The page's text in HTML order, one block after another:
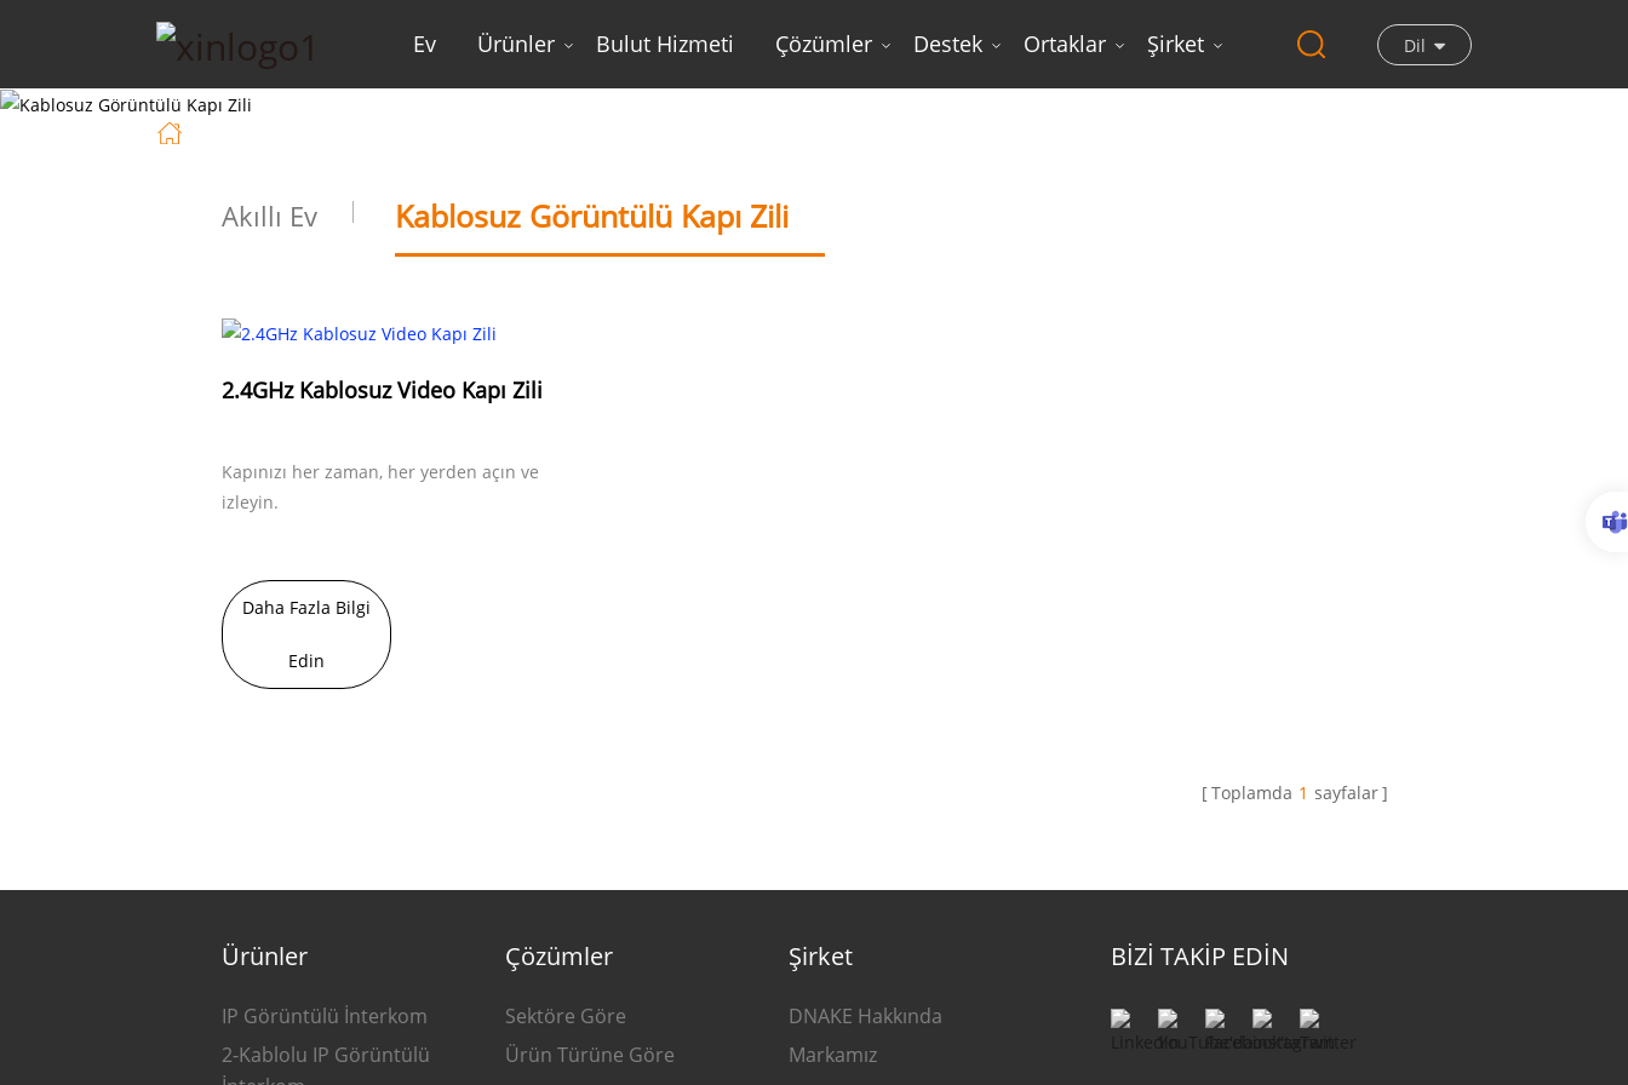
Ev Ürünler Bulut Hizmeti Çözümler Destek Ortaklar Şirket Dil
Kablosuz Görüntülü Kapı Zili
Akıllı Ev Kablosuz Görüntülü Kapı Zili
2.4GHz Kablosuz Video Kapı Zili
Kapınızı her zaman, her yerden açın ve
izleyin.
Daha Fazla Bilgi
Edin
Toplamda 1 sayfalar
Ürünler
IP Görüntülü İnterkom
2-Kablolu IP Görüntülü
Çözümler
Sektöre Göre
Ürün Türüne Göre
Şirket
DNAKE Hakkında
Markamız
BİZİ TAKİP EDİN